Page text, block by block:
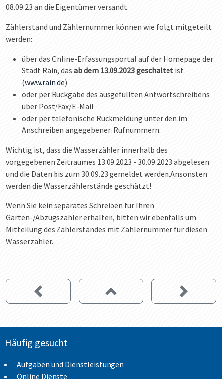
08.09.23 an die Eigentümer versandt.
Zählerstand und Zählernummer können wie folgt mitgeteilt
werden:
über das Online-Erfassungsportal auf der Homepage der
Stadt Rain, das ab dem 13.09.2023 geschaltet ist
(www.rain.de)
oder per Rückgabe des ausgefüllten Antwortschreibens
über Post/Fax/E-Mail
oder per telefonische Rückmeldung unter den im
Anschreiben angegebenen Rufnummern.
Wichtig ist, dass die Wasserzähler innerhalb des
vorgegebenen Zeitraumes 13.09.2023 - 30.09.2023 abgelesen
und die Daten bis zum 30.09.23 gemeldet werden.Ansonsten
werden die Wasserzählerstände geschätzt!
Wenn Sie kein separates Schreiben für Ihren
Garten-/Abzugszähler erhalten, bitten wir ebenfalls um
Mitteilung des Zählerstandes mit Zählernummer für diesen
Wasserzähler.
Häufig gesucht
Aufgaben und Dienstleistungen
Online Dienste